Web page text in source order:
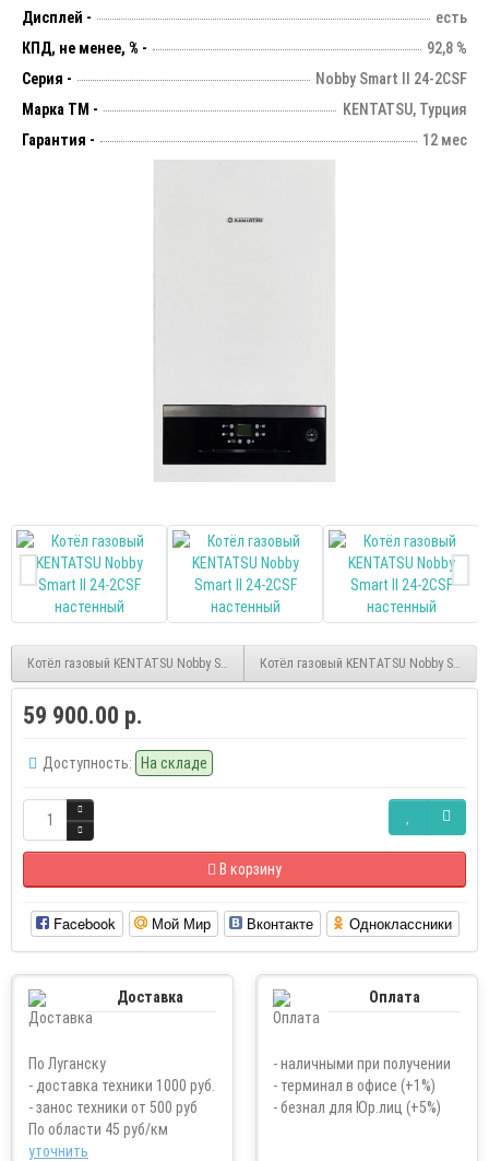
Дисплей -
есть
КПД, не менее, % -
92,8 %
Серия -
Nobby Smart II 24-2CSF
Марка ТМ -
KENTATSU, Турция
Гарантия -
12 мес
Котёл газовый KENTATSU Nobby Smart 12-2CSF настенныйКотёл газовый KENTATSU Nobby Smart
59 900.00 р.
Доступность: На складе
В корзину
Facebook Мой Мир Вконтакте Одноклассники
Доставка
По Луганску
- доставка техники 1000 руб.
- занос техники от 500 руб
По области 45 руб/км
уточнить
Оплата
- наличными при получении
- терминал в офисе (+1%)
- безнал для Юр.лиц (+5%)